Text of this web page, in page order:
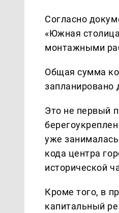
Согласно
«Южная
монтажными
Общая сумма
запланировано
Это не первый
уже
кода центра
исторической
Кроме того, в
капитальный